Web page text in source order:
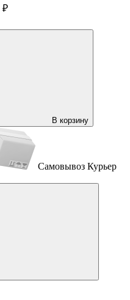
₽
В корзину
Самовывоз Курьер